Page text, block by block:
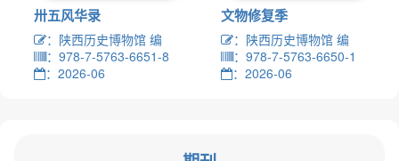
卅五风华录
：陕西历史博物馆 编
：978-7-5763-6651-8
：2026-06
文物修复季
：陕西历史博物馆 编
：978-7-5763-6650-1
：2026-06